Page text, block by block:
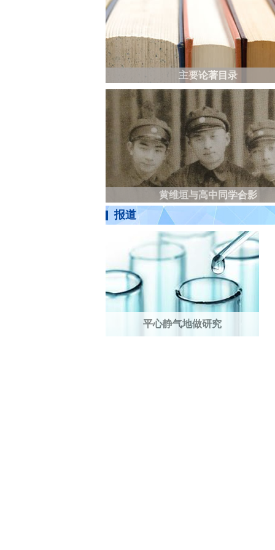
主要论著目录
黄维垣与高中同学合影
报道
平心静气地做研究